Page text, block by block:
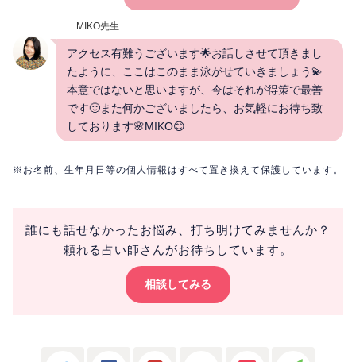
MIKO先生
アクセス有難うございます🌟お話しさせて頂きまし
たように、ここはこのまま泳がせていきましょう💫
本意ではないと思いますが、今はそれが得策で最善
です🙂また何かございましたら、お気軽にお待ち致
しております🌸MIKO😊
※お名前、生年月日等の個人情報はすべて置き換えて保護しています。
誰にも話せなかったお悩み、打ち明けてみませんか？
頼れる占い師さんがお待ちしています。
相談してみる